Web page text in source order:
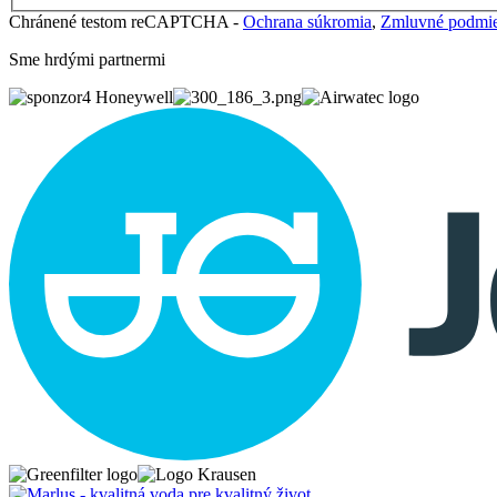
Chránené testom reCAPTCHA - Ochrana súkromia, Zmluvné
Sme hrdými partnermi